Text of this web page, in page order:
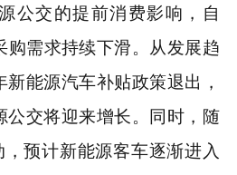
公交的提前消费影响，自
需求持续下滑。从发展趋
能源汽车补贴政策退出，
交将迎来增长。同时，随
，预计新能源客车逐渐进入